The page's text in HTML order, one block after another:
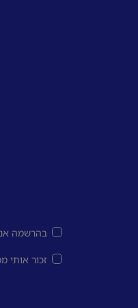
בהרשמה
זכור אותי